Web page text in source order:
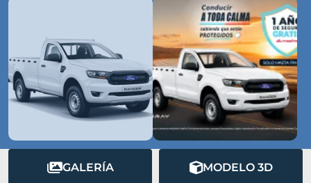
GALERÍA MODELO 3D